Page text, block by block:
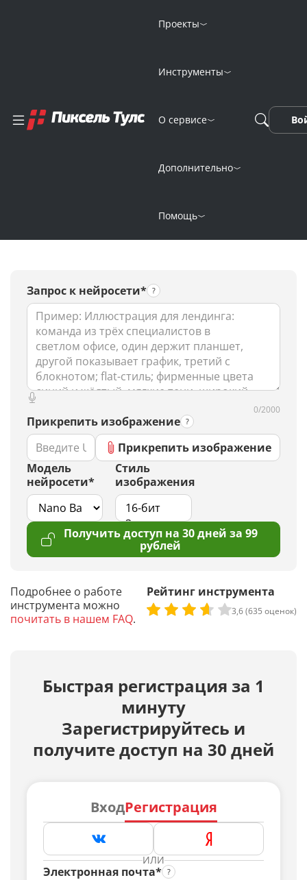
Проекты
Инструменты
О сервисе
Дополнительно
Помощь
изображений
онлайн
нейросетью Tome
Запрос к нейросети*
0/2000
Прикрепить изображение
Прикрепить изображение
Модель
нейросети*
Стиль
изображения
Получить доступ на 30 дней за 99
рублей
Подробнее о работе
инструмента можно
почитать в нашем FAQ.
Рейтинг инструмента
3,6 (635 оценок)
Быстрая регистрация за 1
минуту
Зарегистрируйтесь и
получите доступ на 30 дней
ВходРегистрация
ИЛИ
Электронная почта*